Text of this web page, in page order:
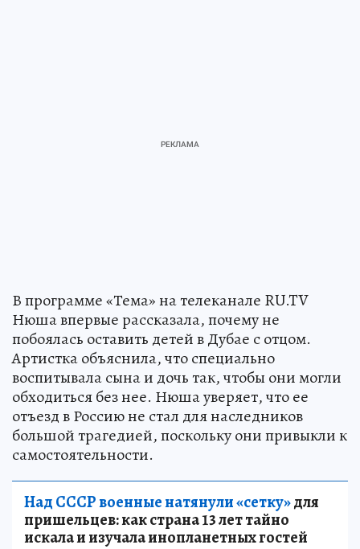
В программе «Тема» на телеканале RU.TV
Нюша впервые рассказала, почему не
побоялась оставить детей в Дубае с отцом.
Артистка объяснила, что специально
воспитывала сына и дочь так, чтобы они могли
обходиться без нее. Нюша уверяет, что ее
отъезд в Россию не стал для наследников
большой трагедией, поскольку они привыкли к
самостоятельности.
Над СССР военные натянули «сетку»для
пришельцев: как страна 13 лет тайно
искала и изучала инопланетных гостей